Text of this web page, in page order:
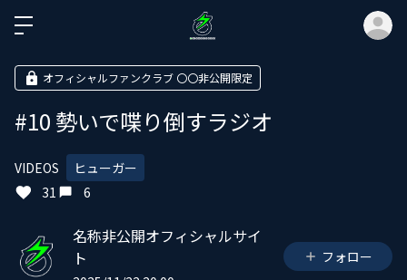
オフィシャルファンクラブ 〇〇非公開限定
#10 勢いで喋り倒すラジオ
VIDEOS
ヒューガー
31
6
名称非公開オフィシャルサイ
ト
フォロー